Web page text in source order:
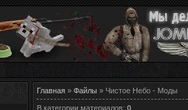
Главная » Файлы » Чистое Небо - Моды
В категории материалов: 0